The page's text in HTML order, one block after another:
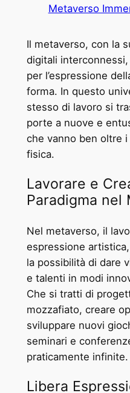
Metaverso
Il metaverso, con la
digitali
per l’espressione
forma. In questo
stesso di lavoro si
porte a nuove e
che vanno ben oltre
fisica.
Lavorare e
Paradigma nel
Nel metaverso, il
espressione
la possibilità di dare
e talenti in modi
Che si tratti di
mozzafiato, creare
sviluppare nuovi
seminari e
praticamente infinite.
Libera